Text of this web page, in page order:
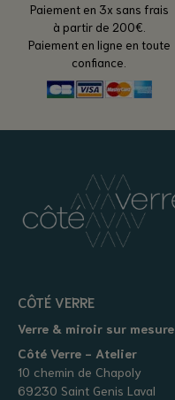
Paiement en 3x sans frais
à partir de 200€.
Paiement en ligne en toute
confiance.
CÔTÉ VERRE
Verre & miroir sur mesure
Côté Verre - Atelier
10 chemin de Chapoly
69230 Saint Genis Laval